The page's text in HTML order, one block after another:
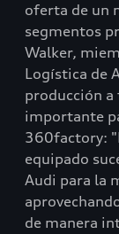
oferta de un
segmentos
Walker,
Logística de
producción
importante
360factory:
equipado
Audi para la
de manera